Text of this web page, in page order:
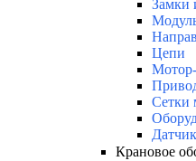
Замки
Цепи
Сетки
Крановое